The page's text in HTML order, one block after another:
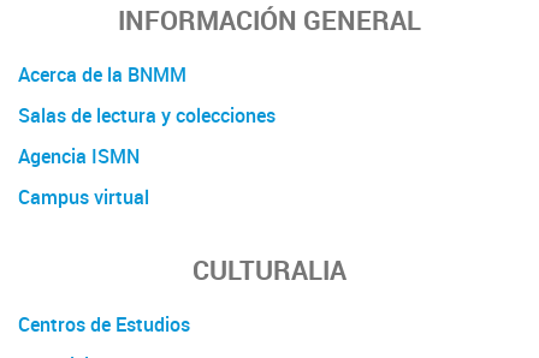
INFORMACIÓN GENERAL
Acerca de la BNMM
Salas de lectura y colecciones
Agencia ISMN
Campus virtual
CULTURALIA
Centros de Estudios